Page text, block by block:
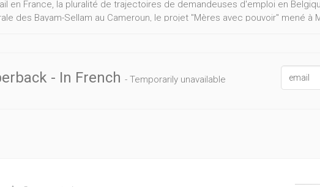
en France, la pluralité de trajectoires de demandeuses d'emploi en
des Bayam-Sellam au Cameroun, le projet "Mères avec pouvoir" mené à
- In French- Temporarily unavailable